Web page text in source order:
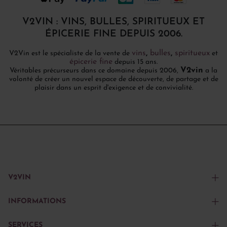
V2VIN : VINS, BULLES, SPIRITUEUX ET
ÉPICERIE FINE DEPUIS 2006.
V2Vin est le spécialiste de la vente de vins, bulles, spiritueux et
épicerie fine depuis 15 ans.
Véritables précurseurs dans ce domaine depuis 2006, V2vin a la
volonté de créer un nouvel espace de découverte, de partage et de
plaisir dans un esprit d'exigence et de convivialité.
V2VIN
INFORMATIONS
SERVICES